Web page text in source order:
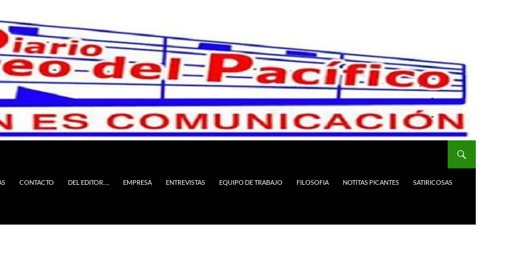
CONTACTO DEL EDITOR…. EMPRESA ENTREVISTAS EQUIPO DE TRABAJO FILOSOFIA NOTITAS PICANTES SATIRICOSAS